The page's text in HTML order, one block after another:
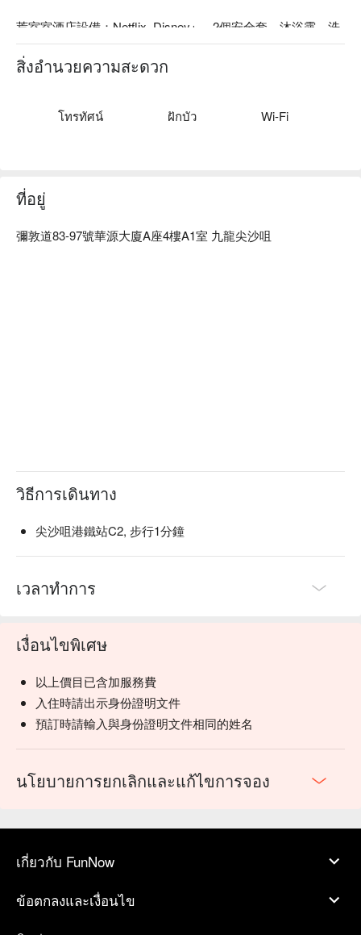
荒室室酒店設備：Netflix, Disney+， 2個安全套，沐浴露，洗
頭水，及護髮素，毛巾，一次性拖鞋，叉電線，風筒
荒室室酒店爆房、荒室室自助時鐘酒店、荒室室酒店優惠資訊
สิ่งอำนวยความสะดวก
โทรทัศน์ ฝักบัว Wi-Fi
ที่อยู่
彌敦道83-97號華源大廈A座4樓A1室 九龍尖沙咀
วิธีการเดินทาง
尖沙咀港鐵站C2, 步行1分鐘
เวลาทำการ
เงื่อนไขพิเศษ
以上價目已含加服務費
入住時請出示身份證明文件
預訂時請輸入與身份證明文件相同的姓名
นโยบายการยกเลิกและแก้ไขการจอง
เกี่ยวกับ FunNow
ข้อตกลงและเงื่อนไข